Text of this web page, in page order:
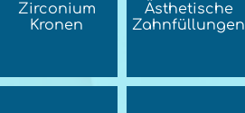
Zirconium
Kronen
Ästhetische
Zahnfüllungen